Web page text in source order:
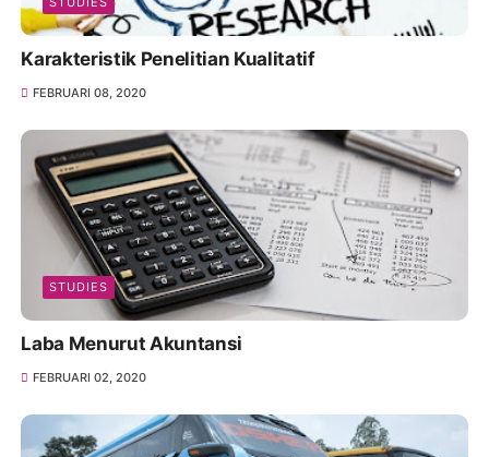
Karakteristik Penelitian Kualitatif
FEBRUARI 08, 2020
STUDIES
Laba Menurut Akuntansi
FEBRUARI 02, 2020